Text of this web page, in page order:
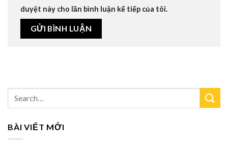
duyệt này cho lần bình luận kế tiếp của tôi.
BÀI VIẾT MỚI